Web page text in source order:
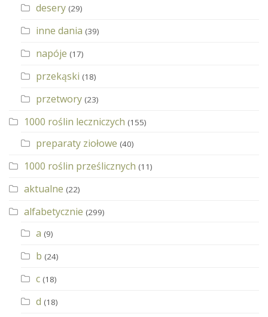
desery (29)
inne dania (39)
napóje (17)
przekąski (18)
przetwory (23)
1000 roślin leczniczych (155)
preparaty ziołowe (40)
1000 roślin prześlicznych (11)
aktualne (22)
alfabetycznie (299)
a (9)
b (24)
c (18)
d (18)